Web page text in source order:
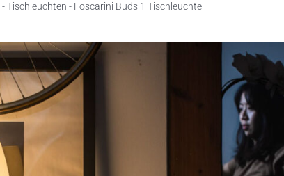
-Tischleuchten - Foscarini Buds 1 Tischleuchte